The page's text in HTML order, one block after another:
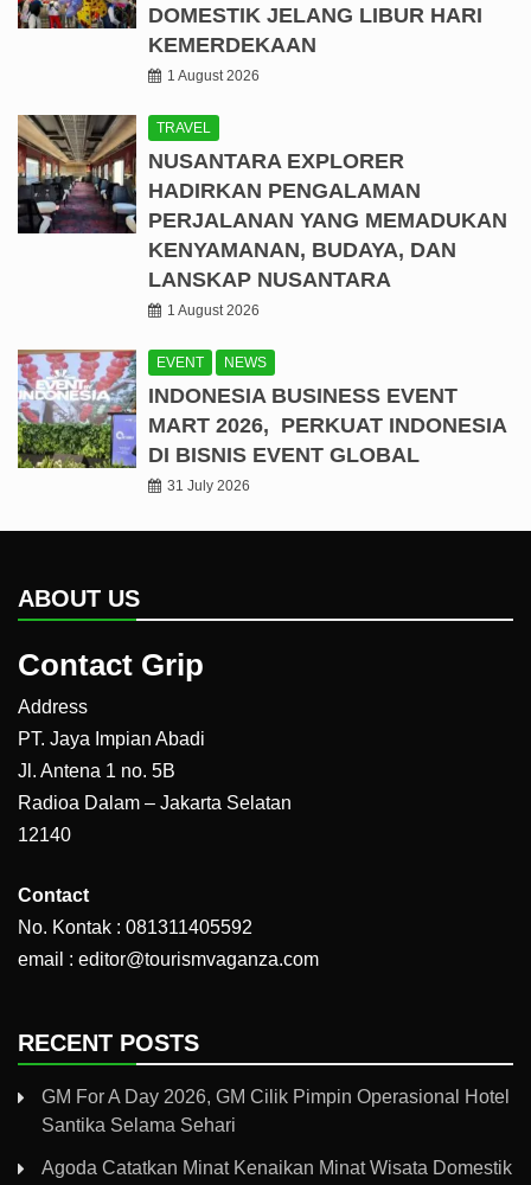
DOMESTIK JELANG LIBUR HARI
KEMERDEKAAN
1 August 2026
TRAVEL
NUSANTARA EXPLORER
HADIRKAN PENGALAMAN
PERJALANAN YANG MEMADUKAN
KENYAMANAN, BUDAYA, DAN
LANSKAP NUSANTARA
1 August 2026
EVENT NEWS
INDONESIA BUSINESS EVENT
MART 2026, PERKUAT INDONESIA
DI BISNIS EVENT GLOBAL
31 July 2026
ABOUT US
Contact Grip
Address
PT. Jaya Impian Abadi
Jl. Antena 1 no. 5B
Radioa Dalam – Jakarta Selatan
12140
Contact
No. Kontak : 081311405592
email : editor@tourismvaganza.com
RECENT POSTS
GM For A Day 2026, GM Cilik Pimpin Operasional Hotel
Santika Selama Sehari
Agoda Catatkan Minat Kenaikan Minat Wisata Domestik